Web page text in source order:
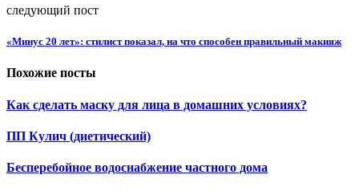
следующий пост
«Минус 20 лет»: стилист показал, на что способен правильный макияж
Похожие посты
Как сделать маску для лица в домашних условиях?
ПП Кулич (диетический)
Бесперебойное водоснабжение частного дома